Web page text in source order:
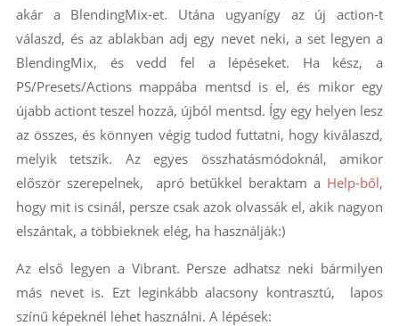
akár a BlendingMix-et. Utána ugyanígy az új action-t
válaszd, és az ablakban adj egy nevet neki, a set legyen a
BlendingMix, és vedd fel a lépéseket. Ha kész, a
PS/Presets/Actions mappába mentsd is el, és mikor egy
újabb actiont teszel hozzá, újból mentsd. Így egy helyen lesz
az összes, és könnyen végig tudod futtatni, hogy kiválaszd,
melyik tetszik. Az egyes összhatásmódoknál, amikor
először szerepelnek, apró betűkkel beraktam a Help-ből,
hogy mit is csinál, persze csak azok olvassák el, akik nagyon
elszántak, a többieknek elég, ha használják:)
Az első legyen a Vibrant. Persze adhatsz neki bármilyen
más nevet is. Ezt leginkább alacsony kontrasztú, lapos
színű képeknél lehet használni. A lépések: